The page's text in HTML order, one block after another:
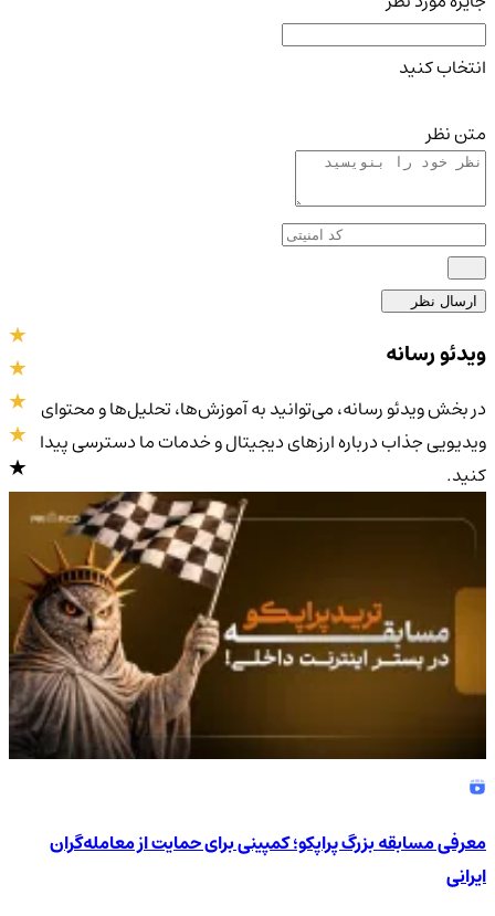
انتخاب کنید
متن نظر
ارسال نظر
4.9/5
ویدئو رسانه
در بخش ویدئو رسانه، می‌توانید به آموزش‌ها، تحلیل‌ها و محتوای
ویدیویی جذاب درباره ارزهای دیجیتال و خدمات ما دسترسی پیدا
کنید.
معرفی مسابقه بزرگ پراپکو؛ کمپینی برای حمایت از معامله‌گران
ایرانی